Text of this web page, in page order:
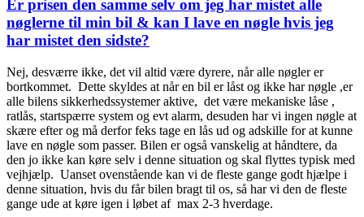
Er prisen den samme selv om jeg har mistet alle
nøglerne til min bil & kan I lave en nøgle hvis jeg
har mistet den sidste?
Nej, desværre ikke, det vil altid være dyrere, når alle nøgler er
bortkommet. Dette skyldes at når en bil er låst og ikke har nøgle ,er
alle bilens sikkerhedssystemer aktive, det være mekaniske låse ,
ratlås, startspærre system og evt alarm, desuden har vi ingen nøgle at
skære efter og må derfor feks tage en lås ud og adskille for at kunne
lave en nøgle som passer. Bilen er også vanskelig at håndtere, da
den jo ikke kan køre selv i denne situation og skal flyttes typisk med
vejhjælp. Uanset ovenstående kan vi de fleste gange godt hjælpe i
denne situation, hvis du får bilen bragt til os, så har vi den de fleste
gange ude at køre igen i løbet af max 2-3 hverdage.